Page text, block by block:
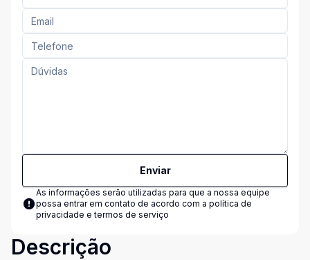
Enviar
As informações serão utilizadas para que a nossa equipe
possa entrar em contato de acordo com a política de
privacidade e termos de serviço
Descrição